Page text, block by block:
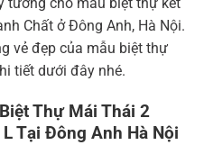
tưởng cho mẫu biệt thự kết
Chất ở Đông Anh, Hà Nội.
vẻ đẹp của mẫu biệt thự
tiết dưới đây nhé.
Thự Mái Thái 2
Tại Đông Anh Hà Nội